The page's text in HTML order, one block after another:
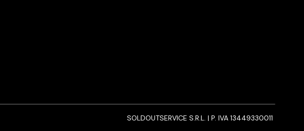
SOLDOUTSERVICE S.R.L. | P. IVA 13449330011